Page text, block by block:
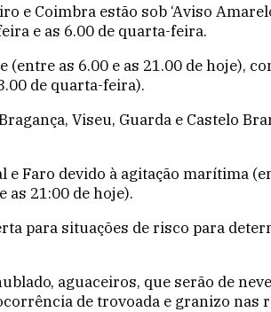
e Coimbra estão sob ‘Aviso
e as 6.00 de quarta-feira.
as 6.00 e as 21.00 de hoje),
de quarta-feira).
Viseu, Guarda e Castelo
e Faro devido à agitação marítima
21:00 de hoje).
para situações de risco para
aguaceiros, que serão de
de trovoada e granizo nas